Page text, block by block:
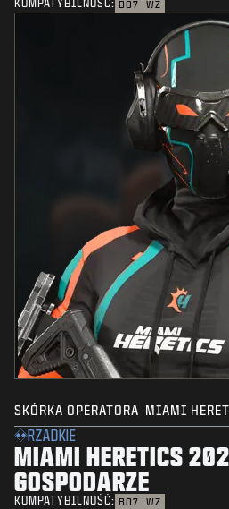
KOMPATYBILNOŚĆ: BO7 WZ
SKÓRKA OPERATORA MIAMI
RZADKIE
MIAMI HERETICS
GOSPODARZE
KOMPATYBILNOŚĆ: BO7 WZ